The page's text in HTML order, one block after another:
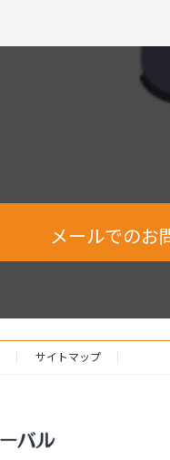
メールでのお
サイトマップ